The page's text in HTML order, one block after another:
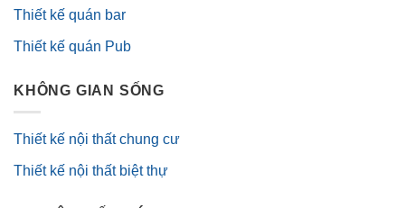
Thiết kế quán bar
Thiết kế quán Pub
KHÔNG GIAN SỐNG
Thiết kế nội thất chung cư
Thiết kế nội thất biệt thự